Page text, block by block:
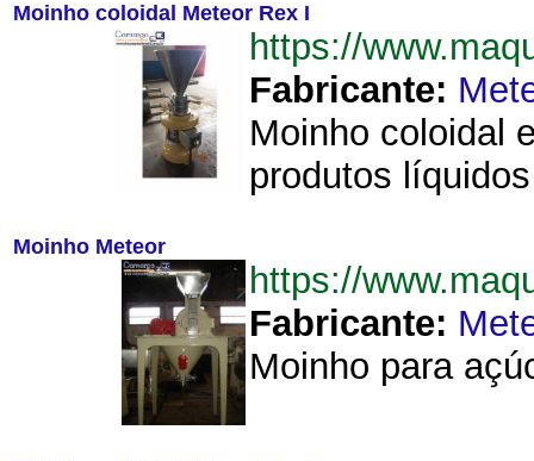
Moinho coloidal Meteor Rex I
https://
Fabricante:
Moinho coloidal
produtos
Moinho Meteor
https://
Fabricante:
Moinho para